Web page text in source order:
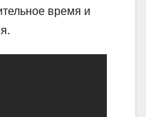
время и